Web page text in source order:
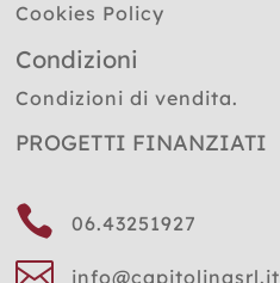
Cookies Policy
Condizioni
Condizioni di vendita.
PROGETTI FINANZIATI
 06.43251927
 info@capitolinasrl.it